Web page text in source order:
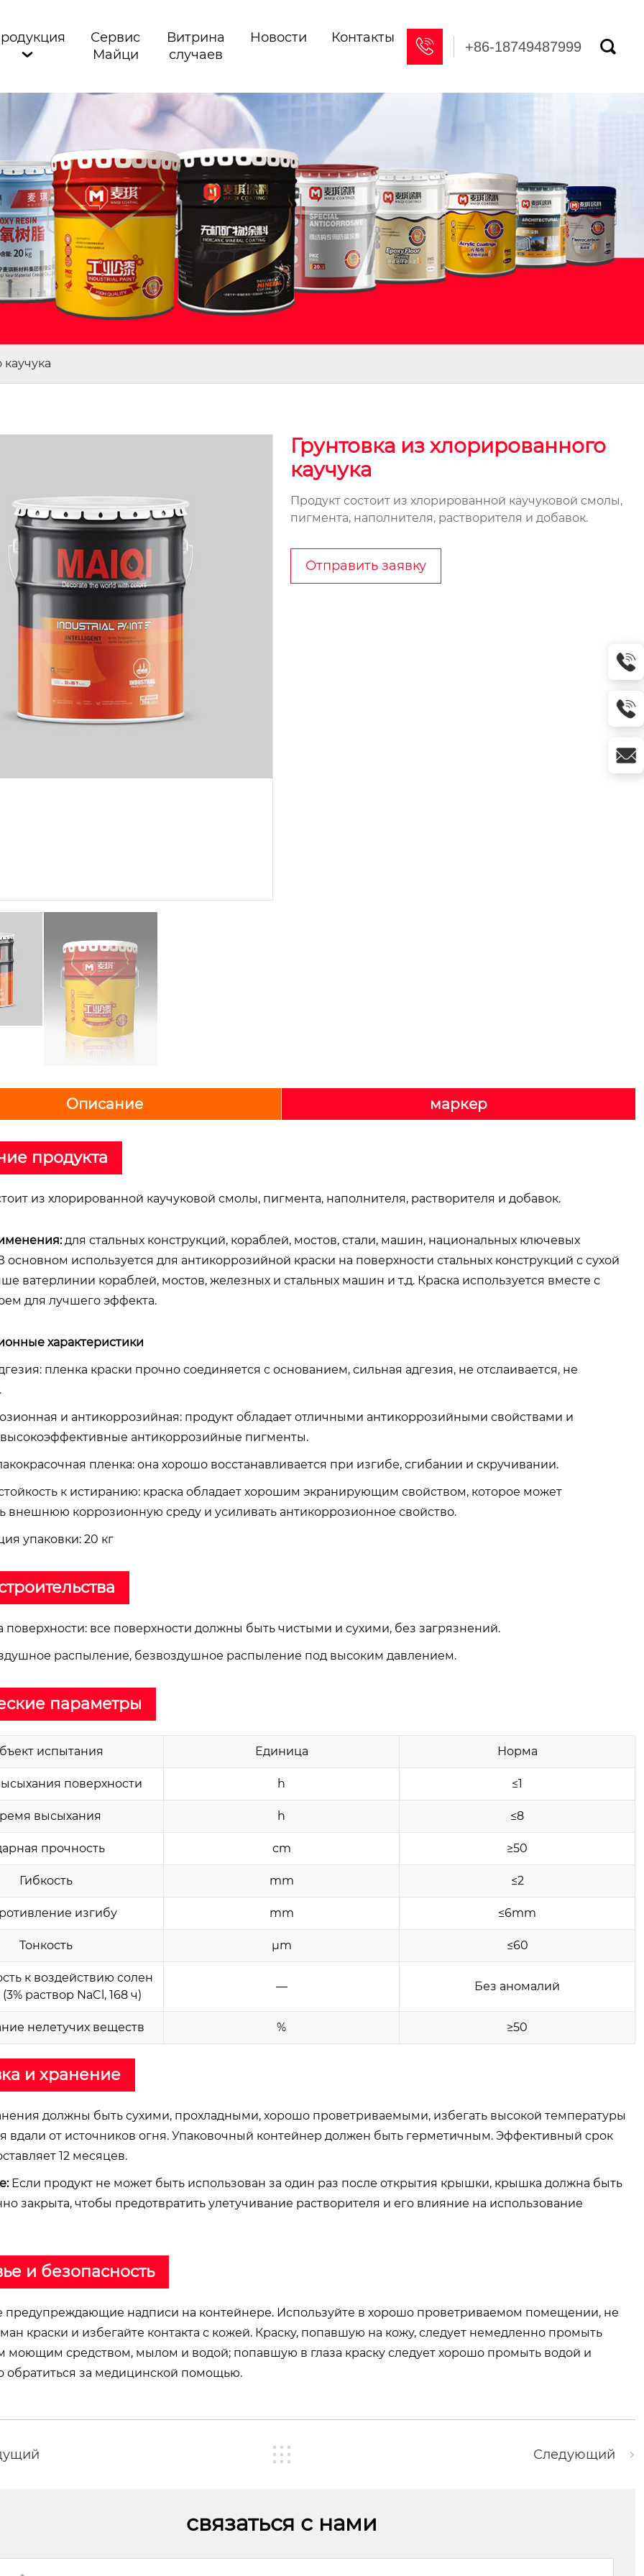

Сервис
Майци
Витрина
случаев
Новости Контакты  +86-18749487999 
Грунтовка из хлорированного
каучука
Продукт состоит из хлорированной каучуковой смолы,
пигмента, наполнителя, растворителя и добавок.
Отправить заявку
Описание маркер
продукта
из хлорированной каучуковой смолы, пигмента, наполнителя, растворителя и добавок.
для стальных конструкций, кораблей, мостов, стали, машин, национальных ключевых
основном используется для антикоррозийной краски на поверхности стальных конструкций с сухой
ватерлинии кораблей, мостов, железных и стальных машин и т.д. Краска используется вместе с
для лучшего эффекта.
характеристики
пленка краски прочно соединяется с основанием, сильная адгезия, не отслаивается, не
и антикоррозийная: продукт обладает отличными антикоррозийными свойствами и
высокоэффективные антикоррозийные пигменты.
пленка: она хорошо восстанавливается при изгибе, сгибании и скручивании.
к истиранию: краска обладает хорошим экранирующим свойством, которое может
внешнюю коррозионную среду и усиливать антикоррозионное свойство.
упаковки: 20 кг
поверхности: все поверхности должны быть чистыми и сухими, без загрязнений.
распыление, безвоздушное распыление под высоким давлением.
параметры
испытания Единица Норма
поверхности h ≤1
высыхания h ≤8
прочность cm ≥50
Гибкость mm ≤2
изгибу mm ≤6mm
Тонкость μm ≤60
к воздействию солен
раствор NaCl, 168 ч)
— Без аномалий
нелетучих веществ % ≥50
и хранение
должны быть сухими, прохладными, хорошо проветриваемыми, избегать высокой температуры
вдали от источников огня. Упаковочный контейнер должен быть герметичным. Эффективный срок
12 месяцев.
Если продукт не может быть использован за один раз после открытия крышки, крышка должна быть
закрыта, чтобы предотвратить улетучивание растворителя и его влияние на использование
и безопасность
предупреждающие надписи на контейнере. Используйте в хорошо проветриваемом помещении, не
краски и избегайте контакта с кожей. Краску, попавшую на кожу, следует немедленно промыть
моющим средством, мылом и водой; попавшую в глаза краску следует хорошо промыть водой и
обратиться за медицинской помощью.
Следующий
связаться с нами